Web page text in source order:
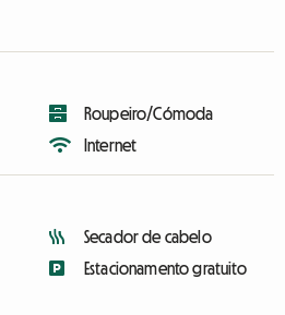
Roupeiro/Cómoda
Internet
Secador de cabelo
Estacionamento gratuito